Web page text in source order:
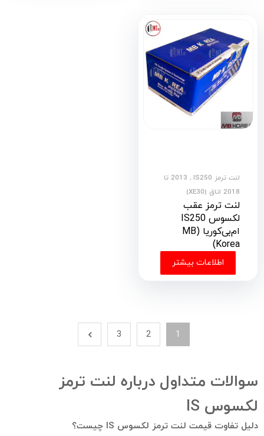
لنت ترمز IS250 ـ 2013 تا
2018 اتاق (XE30)
لنت ترمز عقب
لکسوس IS250
ام‌بی‌کوریا (MB
Korea)
اطلاعات بیشتر
1
2
3
سوالات متداول درباره لنت ترمز
لکسوس IS
دلیل تفاوت قیمت لنت ترمز لکسوس IS چیست؟